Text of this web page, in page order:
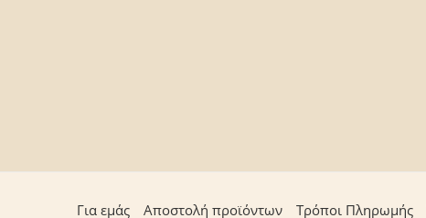
Για εμάς Αποστολή προϊόντων Τρόποι Πληρωμής